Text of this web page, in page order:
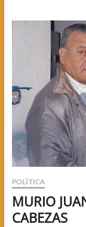
POLÍTICA
MURIO
CABEZAS